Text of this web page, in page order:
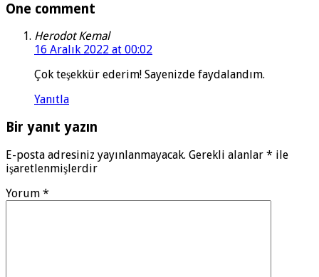
One comment
Herodot Kemal
16 Aralık 2022 at 00:02
Çok teşekkür ederim! Sayenizde faydalandım.
Yanıtla
Bir yanıt yazın
E-posta adresiniz yayınlanmayacak. Gerekli alanlar * ile
işaretlenmişlerdir
Yorum *